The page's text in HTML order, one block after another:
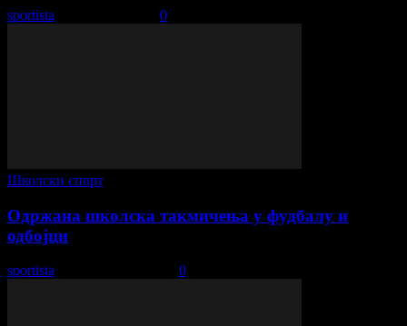
sportista 0
Школски спорт
Одржана школска такмичења у фудбалу и
одбојци
sportista 0